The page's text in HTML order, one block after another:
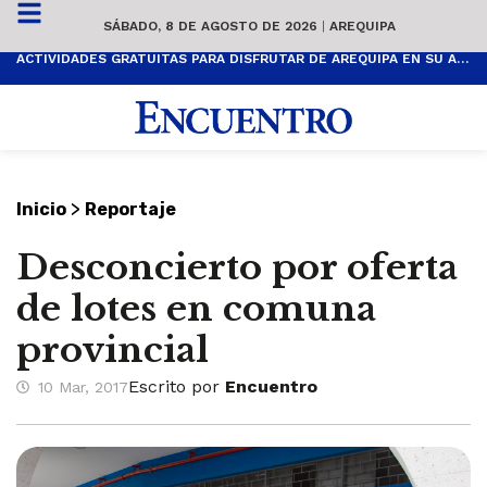
SÁBADO, 8 DE AGOSTO DE 2026 | AREQUIPA
ACTIVIDADES GRATUITAS PARA DISFRUTAR DE AREQUIPA EN SU ANIVERSARIO
Inicio > Reportaje
Desconcierto por oferta
de lotes en comuna
provincial
10 Mar, 2017Escrito por Encuentro